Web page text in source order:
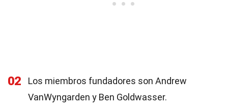
02
Los miembros fundadores son Andrew
VanWyngarden y Ben Goldwasser.